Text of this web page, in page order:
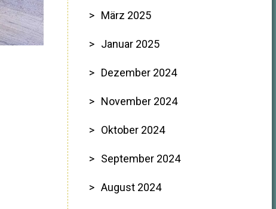
März 2025
Januar 2025
Dezember 2024
November 2024
Oktober 2024
September 2024
August 2024